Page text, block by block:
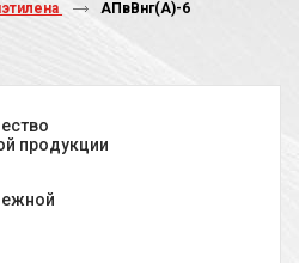
АПвВнг(A)-6
продукции